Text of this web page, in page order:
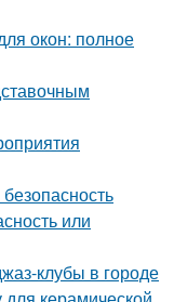
окон: полное
или
клубы в городе